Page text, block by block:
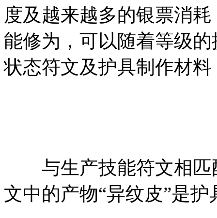
度及越来越多的银票消
能修为，可以随着等级
状态符文及护具制作材料
与生产技能符文相匹
文中的产物“异纹皮”是